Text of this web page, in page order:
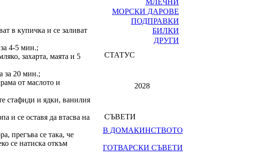
в купичка и се заливат
4-5 мин.;
захарта, маята и 5
за 20 мин.;
от маслото и
стафиди и ядки, ванилия
и се оставя да втасва на
прегъва се така, че
се натиска откъм
МЛЕЧНИ
МОРСКИ ДАРОВЕ
ПОДПРАВКИ
БИЛКИ
ДРУГИ
СТАТУС
2028
СЪВЕТИ
В ДОМАКИНСТВОТО
ГОТВАРСКИ СЪВЕТИ